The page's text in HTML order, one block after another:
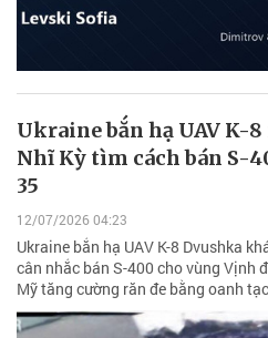
Ukraine bắn hạ UAV K-
Nhĩ Kỳ tìm cách bán S-
35
12/07/2026 04:23
Ukraine bắn hạ UAV K-8 Dvushka
cân nhắc bán S-400 cho vùng Vịnh
Mỹ tăng cường răn đe bằng oanh